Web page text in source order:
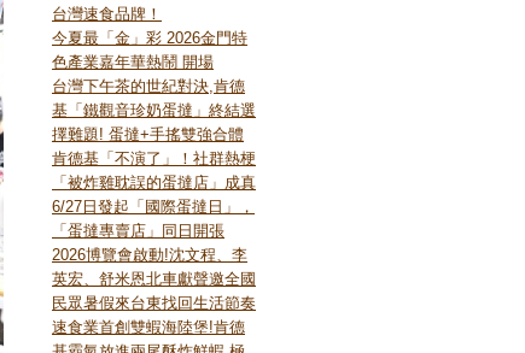
台灣速食品牌！
今夏最「金」彩 2026金門特
色產業嘉年華熱鬧 開場
台灣下午茶的世紀對決,肯德
基「鐵觀音珍奶蛋撻」終結選
擇難題! 蛋撻+手搖雙強合體
肯德基「不演了」！社群熱梗
「被炸雞耽誤的蛋撻店」成真
6/27日發起「國際蛋撻日」，
「蛋撻專賣店」同日開張
2026博覽會啟動!沈文程、李
英宏、舒米恩北車獻聲邀全國
民眾暑假來台東找回生活節奏
速食業首創雙蝦海陸堡!肯德